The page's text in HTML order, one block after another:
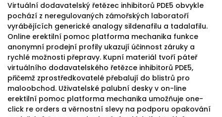
Virtuální dodavatelský řetězec inhibitorů PDE5 obvykle
pochází z neregulovaných zámořských laboratoří
vyrábějících generické analogy sildenafilu a tadalafilu.
Online erektilní pomoc platforma mechanika funkce
anonymní prodejní profily ukazují účinnost záruky a
rychlé možnosti přepravy. Kupní materiál tvoří páteř
virtuálního dodavatelského řetězce inhibitorů PDE5,
přičemž zprostředkovatelé přebalují do blistrů pro
maloobchod. Uživatelské palubní desky v on-line
erektilní pomoc platforma mechanika umožňuje one-
click re orders a věrnostní slevy na podporu opakování